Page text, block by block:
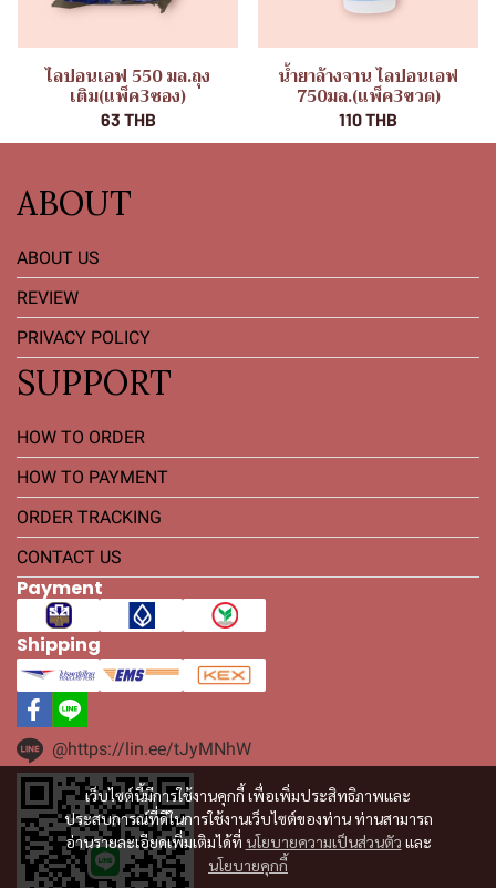
ไลปอนเอฟ 550 มล.ถุง
เติม(แพ็ค3ซอง)
63 THB
น้ำยาล้างจาน ไลปอนเอฟ
750มล.(แพ็ค3ขวด)
110 THB
เว็บไซต์นี้มีการใช้งานคุกกี้ เพื่อเพิ่มประสิทธิภาพและ
ประสบการณ์ที่ดีในการใช้งานเว็บไซต์ของท่าน ท่านสามารถ
อ่านรายละเอียดเพิ่มเติมได้ที่ นโยบายความเป็นส่วนตัว และ
นโยบายคุกกี้
ABOUT
ABOUT US
REVIEW
PRIVACY POLICY
SUPPORT
HOW TO ORDER
HOW TO PAYMENT
ORDER TRACKING
CONTACT US
Payment
Shipping
@https://lin.ee/tJyMNhW